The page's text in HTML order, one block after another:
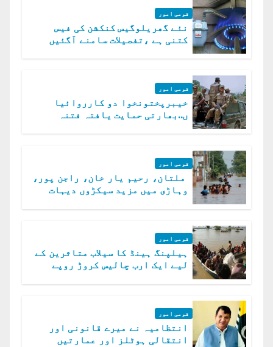
قومی امور
نئے گھریلوگیس کنکشن کی فیس
کتنی ہے ،تفصیلات سامنے آگئیں
قومی امور
خیبرپختونخوا دو کارروائیا
ں..بھارتی حمایت یافتہ فتنہ
قومی امور
ملتان، رحیم یار خان، راجن پور،
وہاڑی میں مزید سیکڑوں دیہات
قومی امور
ہیلپنگ ہینڈ کا سیلاب متاثرین کے
لیے ایک ارب چالیس کروڑ روپے
قومی امور
انتظامیہ نے میرے قانونی اور
انتقالی ہوٹلز اور عمارتیں